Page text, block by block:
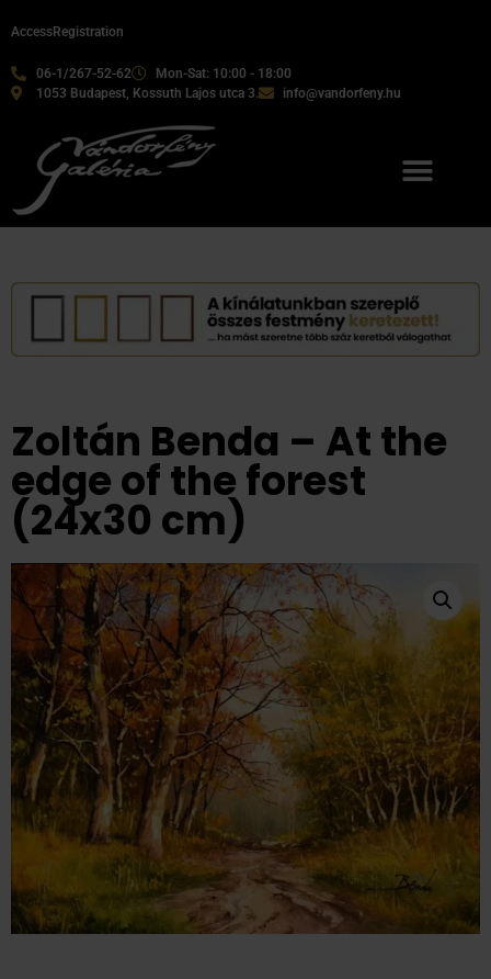
06-1/267-52-62
Mon-Sat: 10:00 - 18:00
1053 Budapest, Kossuth Lajos utca 3.
info@vandorfeny.hu
AccessRegistration
Zoltán Benda – At the
edge of the forest
(24x30 cm)